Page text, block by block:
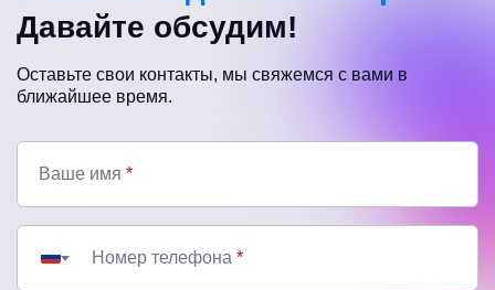
Давайте обсудим!
Оставьте свои контакты, мы свяжемся с вами в
ближайшее время.
Ваше имя *
Номер телефона *